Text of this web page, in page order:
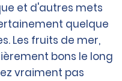
et d'autres mets
quelque
Les fruits de mer,
bons le long
vraiment pas